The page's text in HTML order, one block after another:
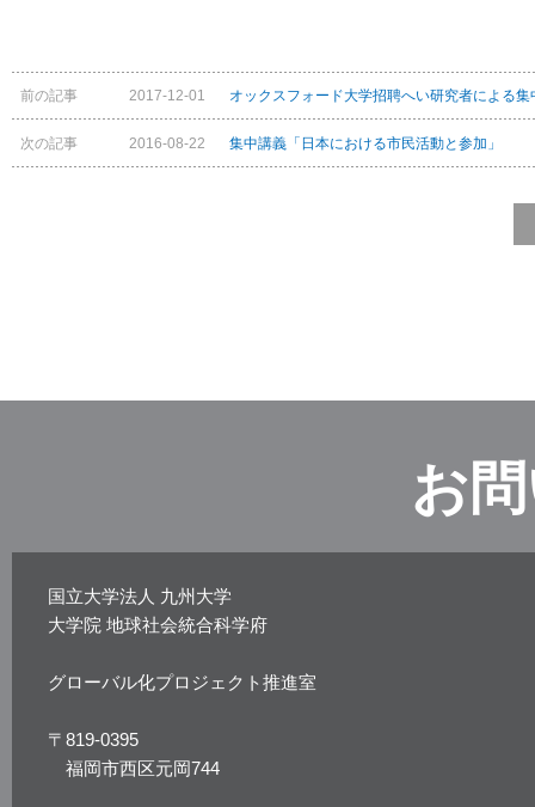
前の記事 2017-12-01 オックスフォード大学招聘へい研究者による集
次の記事 2016-08-22 集中講義「日本における市民活動と参加」
お
国立大学法人 九州大学
大学院 地球社会統合科学府
グローバル化プロジェクト推進室
〒819-0395
福岡市西区元岡744